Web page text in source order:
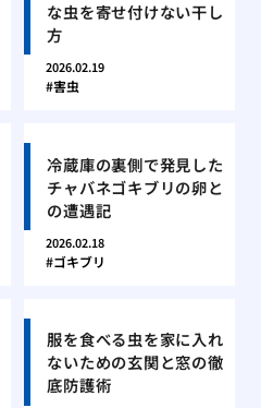
な虫を寄せ付けない干し
方
2026.02.19
害虫
冷蔵庫の裏側で発見した
チャバネゴキブリの卵と
の遭遇記
2026.02.18
ゴキブリ
服を食べる虫を家に入れ
ないための玄関と窓の徹
底防護術